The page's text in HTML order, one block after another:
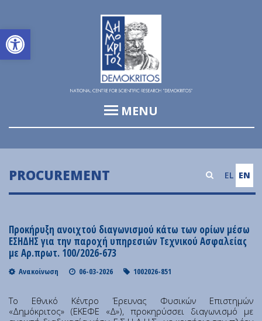
Open toolbar
MENU
Institute of Nuclear & Radiological Sciences and
Technology, Energy & Safety (INRASTES)
Technology (IQCQT)
National Research Infrastructures
PROCUREMENT EL EN
Προκήρυξη ανοιχτού διαγωνισμού κάτω των ορίων μέσω
ΕΣΗΔΗΣ για την παροχή υπηρεσιών Τεχνικού Ασφαλείας
με Αρ.πρωτ. 100/2026-673
Ανακοίνωση 06-03-2026 1002026-851
Το Εθνικό Κέντρο Έρευνας Φυσικών Επιστημών
«Δημόκριτος» (ΕΚΕΦΕ «Δ»), προκηρύσσει διαγωνισμό με